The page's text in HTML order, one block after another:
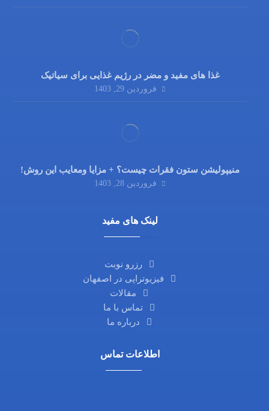
غذا های مفید و مضر در رژیم غذایی برای سیاتیک
فروردین 29, 1403
منیپولیشن ستون فقرات چیست؟ + مزایا ومعایب این روش!
فروردین 28, 1403
لینک های مفید
رزرو نوبت
فیزیوتراپی در اصفهان
مقالات
تماس با ما
درباره ما
اطلاعات تماس